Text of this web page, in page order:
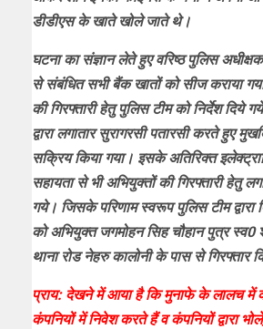
डीडीएस के खाते खोले जाते थे।
घटना का संज्ञान लेते हुए वरिष्ठ पुलिस अधीक्षक
से संबंधित सभी बैंक खातों को सीज कराया
की गिरफ्तारी हेतु पुलिस टीम को निर्देश दिये
द्वारा लगातार सुरागरसी पतारसी करते हुए
सक्रिय किया गया। इसके अतिरिक्त
सहायता से भी अभियुक्तों की गिरफ्तारी हेतु
गये। जिसके परिणाम स्वरूप पुलिस टीम
को अभियुक्त जगमोहन सिह चौहान पुत्र स्व0
थाना रोड नेहरु कालोनी के पास से गिरफ्तार
प्राय: देखने में आया है कि मुनाफे के लालच में
कंपनियों में निवेश करते हैं व कंपनियों द्वारा